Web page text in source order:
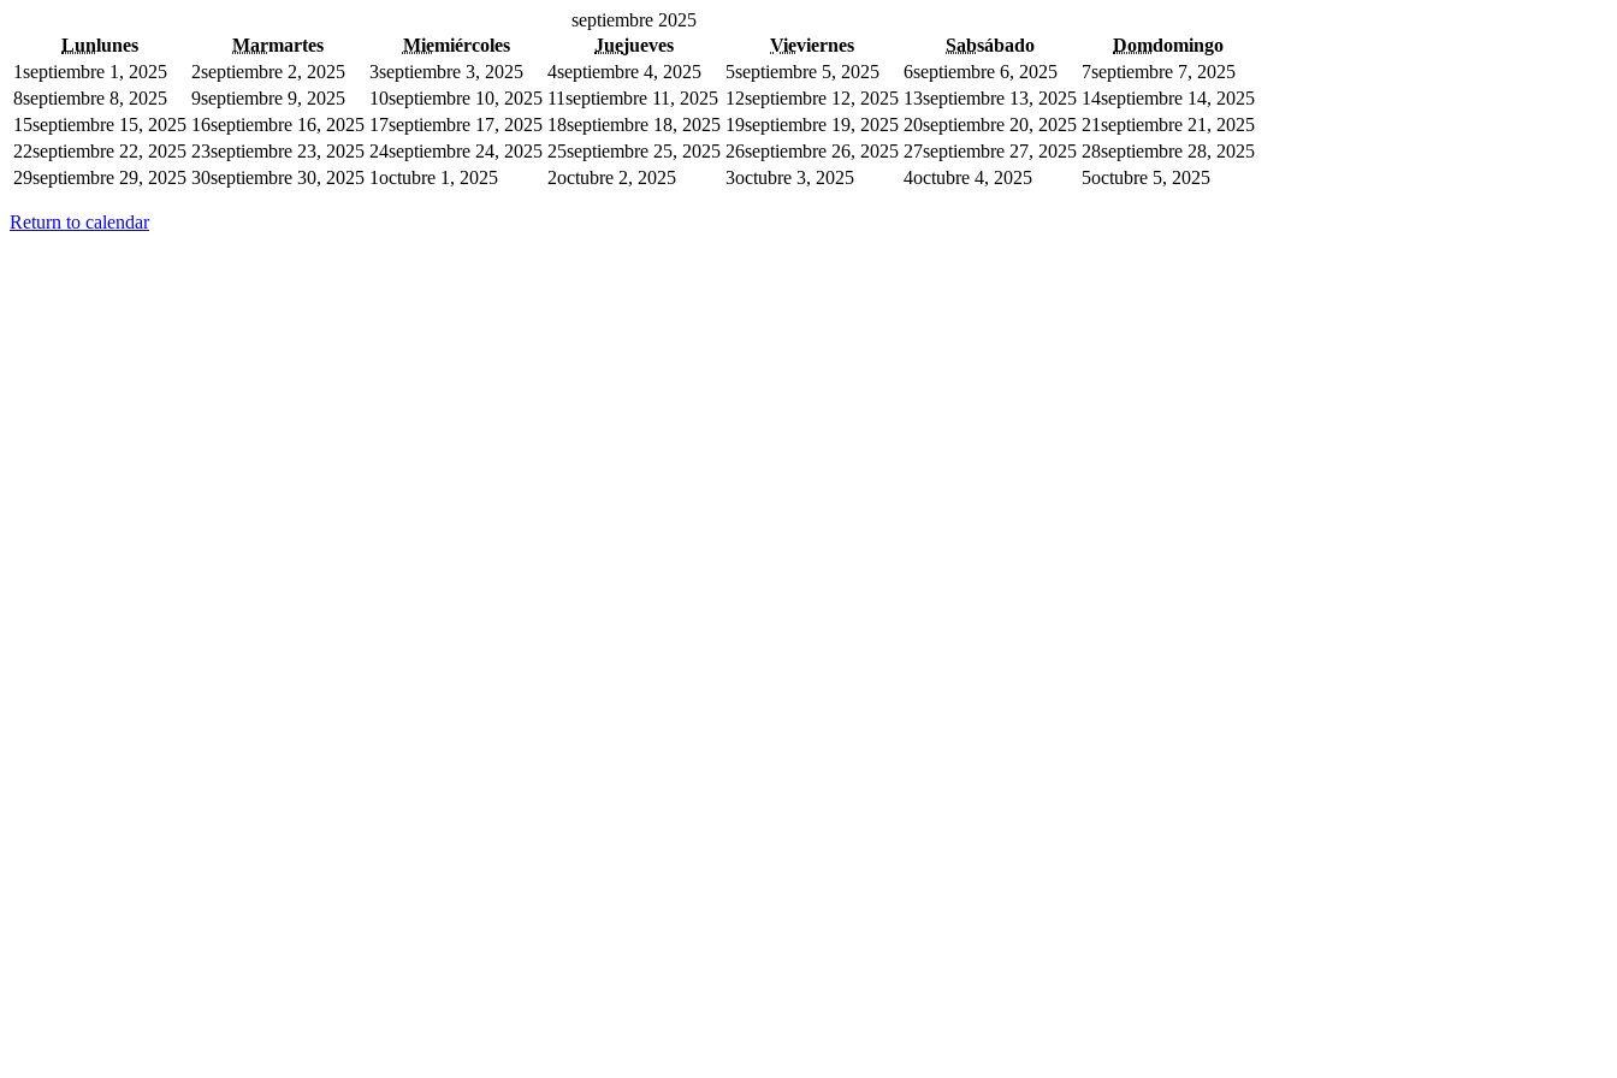
septiembre 2025
Lunlunes Marmartes Miemiércoles Juejueves Vieviernes Sabsábado Domdomingo
1septiembre 1, 2025 2septiembre 2, 2025 3septiembre 3, 2025 4septiembre 4, 2025 5septiembre 5, 2025 6septiembre 6, 2025 7septiembre 7, 2025
8septiembre 8, 2025 9septiembre 9, 2025 10septiembre 10, 2025 11septiembre 11, 2025 12septiembre 12, 2025 13septiembre 13, 2025 14septiembre 14, 2025
15septiembre 15, 2025 16septiembre 16, 2025 17septiembre 17, 2025 18septiembre 18, 2025 19septiembre 19, 2025 20septiembre 20, 2025 21septiembre 21, 2025
22septiembre 22, 2025 23septiembre 23, 2025 24septiembre 24, 2025 25septiembre 25, 2025 26septiembre 26, 2025 27septiembre 27, 2025 28septiembre 28, 2025
29septiembre 29, 2025 30septiembre 30, 2025 1octubre 1, 2025 2octubre 2, 2025 3octubre 3, 2025 4octubre 4, 2025 5octubre 5, 2025
Return to calendar